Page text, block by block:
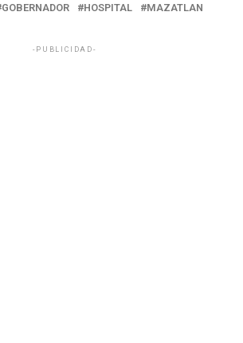
GOBERNADOR HOSPITAL
MAZATLAN
-PUBLICIDAD-